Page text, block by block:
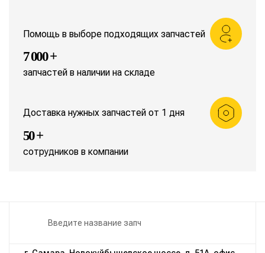
Помощь в выборе подходящих запчастей
7 000 +
запчастей в наличии на складе
Доставка нужных запчастей от 1 дня
50 +
сотрудников в компании